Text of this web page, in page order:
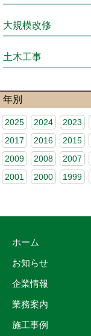
大規模改修
土木工事
年別
2025 2024 2023
2017
2016 2015
2009
2008 2007
2001
2000 1999
ホーム
お知らせ
企業情報
業務案内
施工事例